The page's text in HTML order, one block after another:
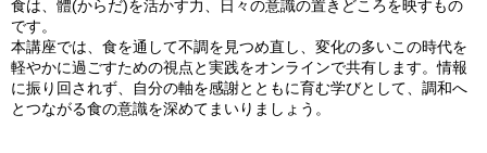
食は、體(からだ)を活かす力、日々の意識の置きどころを映すもの
です。
本講座では、食を通して不調を見つめ直し、変化の多いこの時代を
軽やかに過ごすための視点と実践をオンラインで共有します。情報
に振り回されず、自分の軸を感謝とともに育む学びとして、調和へ
とつながる食の意識を深めてまいりましょう。